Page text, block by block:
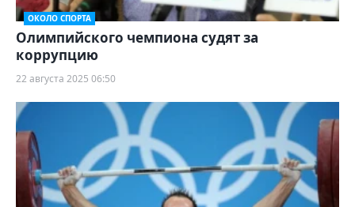
ОКОЛО СПОРТА
Олимпийского чемпиона судят за
коррупцию
22 августа 2025 06:50